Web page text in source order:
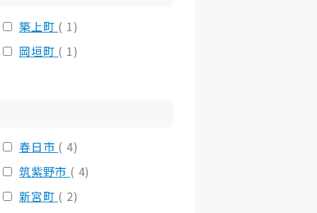
築上町 ( 1)
岡垣町 ( 1)
春日市 ( 4)
筑紫野市 ( 4)
新宮町 ( 2)